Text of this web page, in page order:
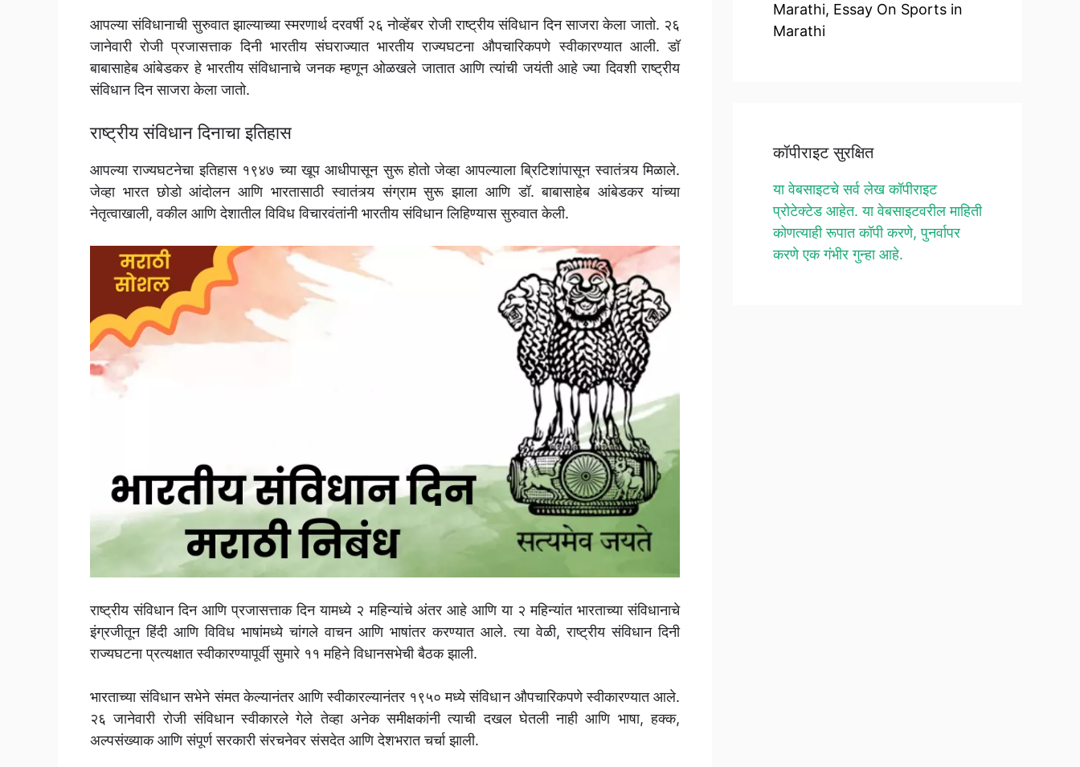
आपल्या संविधानाची सुरुवात झाल्याच्या स्मरणार्थ दरवर्षी २६ नोव्हेंबर रोजी राष्ट्रीय संविधान दिन साजरा केला जातो. २६
जानेवारी रोजी प्रजासत्ताक दिनी भारतीय संघराज्यात भारतीय राज्यघटना औपचारिकपणे स्वीकारण्यात आली. डॉ
बाबासाहेब आंबेडकर हे भारतीय संविधानाचे जनक म्हणून ओळखले जातात आणि त्यांची जयंती आहे ज्या दिवशी राष्ट्रीय
संविधान दिन साजरा केला जातो.
राष्ट्रीय संविधान दिनाचा इतिहास
आपल्या राज्यघटनेचा इतिहास १९४७ च्या खूप आधीपासून सुरू होतो जेव्हा आपल्याला ब्रिटिशांपासून स्वातंत्र्य मिळाले.
जेव्हा भारत छोडो आंदोलन आणि भारतासाठी स्वातंत्र्य संग्राम सुरू झाला आणि डॉ. बाबासाहेब आंबेडकर यांच्या
नेतृत्वाखाली, वकील आणि देशातील विविध विचारवंतांनी भारतीय संविधान लिहिण्यास सुरुवात केली.
राष्ट्रीय संविधान दिन आणि प्रजासत्ताक दिन यामध्ये २ महिन्यांचे अंतर आहे आणि या २ महिन्यांत भारताच्या संविधानाचे
इंग्रजीतून हिंदी आणि विविध भाषांमध्ये चांगले वाचन आणि भाषांतर करण्यात आले. त्या वेळी, राष्ट्रीय संविधान दिनी
राज्यघटना प्रत्यक्षात स्वीकारण्यापूर्वी सुमारे ११ महिने विधानसभेची बैठक झाली.
भारताच्या संविधान सभेने संमत केल्यानंतर आणि स्वीकारल्यानंतर १९५० मध्ये संविधान औपचारिकपणे स्वीकारण्यात आले.
२६ जानेवारी रोजी संविधान स्वीकारले गेले तेव्हा अनेक समीक्षकांनी त्याची दखल घेतली नाही आणि भाषा, हक्क,
अल्पसंख्याक आणि संपूर्ण सरकारी संरचनेवर संसदेत आणि देशभरात चर्चा झाली.
Marathi, Essay On Sports in
Marathi
कॉपीराइट सुरक्षित
या वेबसाइटचे सर्व लेख कॉपीराइट
प्रोटेक्टेड आहेत. या वेबसाइटवरील माहिती
कोणत्याही रूपात कॉपी करणे, पुनर्वापर
करणे एक गंभीर गुन्हा आहे.